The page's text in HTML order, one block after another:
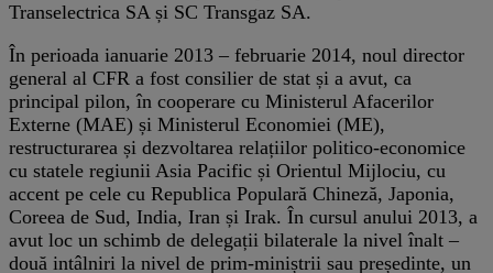
Transelectrica SA și SC Transgaz SA.
În perioada ianuarie 2013 – februarie 2014, noul director
general al CFR a fost consilier de stat și a avut, ca
principal pilon, în cooperare cu Ministerul Afacerilor
Externe (MAE) și Ministerul Economiei (ME),
restructurarea și dezvoltarea relațiilor politico-economice
cu statele regiunii Asia Pacific și Orientul Mijlociu, cu
accent pe cele cu Republica Populară Chineză, Japonia,
Coreea de Sud, India, Iran și Irak. În cursul anului 2013, a
avut loc un schimb de delegații bilaterale la nivel înalt –
două intâlniri la nivel de prim-miniștrii sau președinte, un